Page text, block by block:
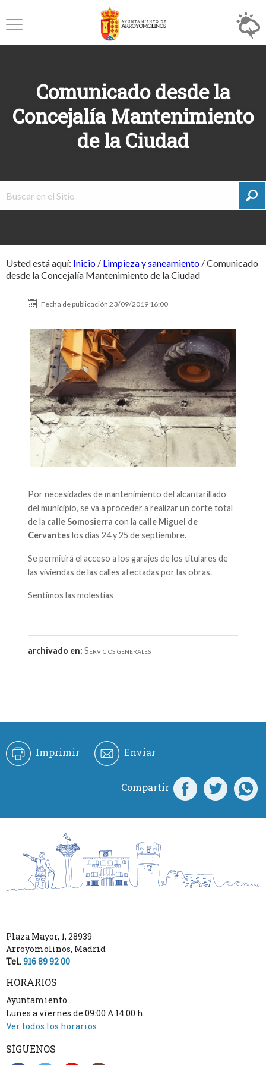
Comunicado desde la
Concejalía Mantenimiento
de la Ciudad
Usted está aquí: Inicio / Limpieza y saneamiento /Comunicado
desde la Concejalía Mantenimiento de la Ciudad
Fecha de publicación 23/09/2019 16:00
Por necesidades de mantenimiento del alcantarillado
del municipio, se va a proceder a realizar un corte total
de la calle Somosierra con la calle Miguel de
Cervanteslos días 24 y 25 de septiembre.
Se permitirá el acceso a los garajes de los titulares de
las viviendas de las calles afectadas por las obras.
Sentimos las molestias
archivado en:Servicios generales
Imprimir Enviar
Compartir
Plaza Mayor, 1, 28939
Arroyomolinos, Madrid
Tel.916 89 92 00
HORARIOS
Ayuntamiento
Lunes a viernes de 09:00 A 14:00 h.
Ver todos los horarios
SÍGUENOS